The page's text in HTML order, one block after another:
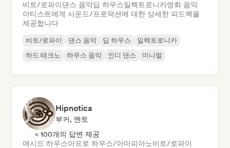
비트/로파이댄스 음악딥 하우스일렉트로니카영화 음악
아티스트에게 사운드/프로덕션에 대한 상세한 피드백을
제공합니다
비트/로파이 댄스 음악 딥 하우스
일렉트로니카
하드 테크노
하우스 음악 인디 댄스 미니멀
Hipnotica
부커, 멘토
< 100개의 답변 제공
애시드 하우스아프로 하우스/아마피아노비트/로파이